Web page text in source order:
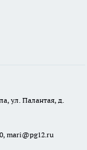
ул. Палантая, д.
mari@pg12.ru